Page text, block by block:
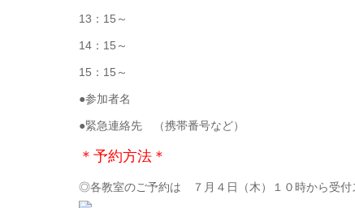
13：15～
14：15～
15：15～
●参加者名
●緊急連絡先 （携帯番号など）
＊予約方法＊
◎各教室のご予約は ７月４日（木）１０時から受付